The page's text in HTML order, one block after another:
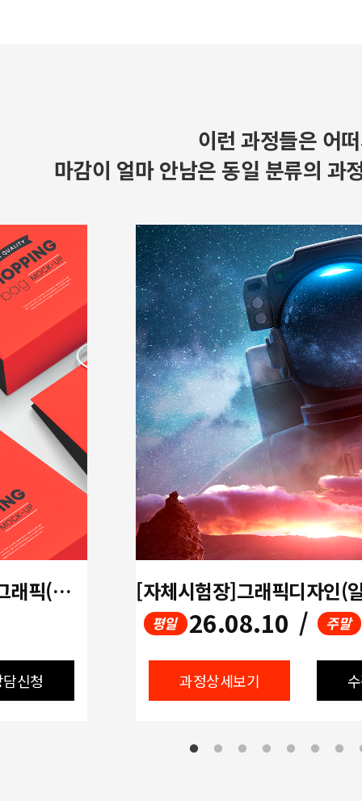
이런 과정들은 어
마감이 얼마 안남은 동일 분류의 과
[방학특강 / 개강확정!!] 디지털그래픽(포토샵,일러스트)+GTQ,GTQi
신청
평일 26.08.10 / 주말
과정상세보기